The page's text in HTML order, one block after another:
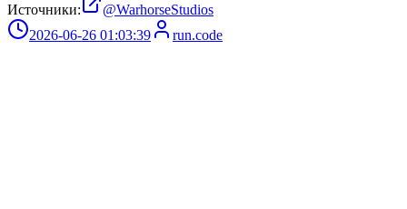
Источники:
@WarhorseStudios
2026-06-26 01:03:39
run.code